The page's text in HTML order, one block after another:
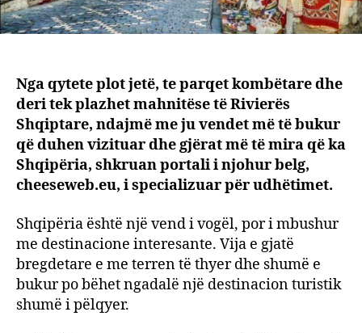
Nga qytete plot jetë, te parqet kombëtare dhe
deri tek plazhet mahnitëse të Rivierës
Shqiptare, ndajmë me ju vendet më të bukur
që duhen vizituar dhe gjërat më të mira që ka
Shqipëria, shkruan portali i njohur belg,
cheeseweb.eu, i specializuar për udhëtimet.
Shqipëria është një vend i vogël, por i mbushur
me destinacione interesante. Vija e gjatë
bregdetare e me terren të thyer dhe shumë e
bukur po bëhet ngadalë një destinacion turistik
shumë i pëlqyer.